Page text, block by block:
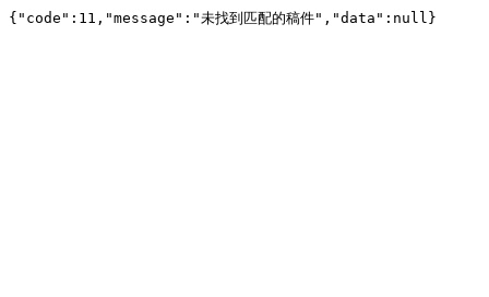
{"code":11,"message":"未找到匹配的稿件","data":null}